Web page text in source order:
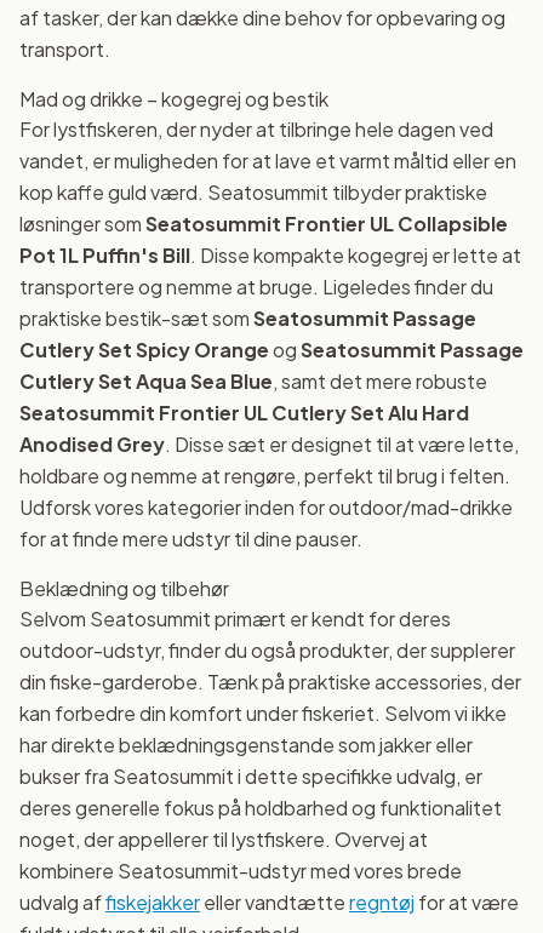
af tasker, der kan dække dine behov for opbevaring og
transport.
Mad og drikke – kogegrej og bestik
For lystfiskeren, der nyder at tilbringe hele dagen ved
vandet, er muligheden for at lave et varmt måltid eller en
kop kaffe guld værd. Seatosummit tilbyder praktiske
løsninger somSeatosummit Frontier UL Collapsible
Pot 1L Puffin's Bill. Disse kompakte kogegrej er lette at
transportere og nemme at bruge. Ligeledes finder du
praktiske bestik-sæt somSeatosummit Passage
Cutlery Set Spicy OrangeogSeatosummit Passage
Cutlery Set Aqua Sea Blue, samt det mere robuste
Seatosummit Frontier UL Cutlery Set Alu Hard
Anodised Grey. Disse sæt er designet til at være lette,
holdbare og nemme at rengøre, perfekt til brug i felten.
Udforsk vores kategorier inden for outdoor/mad-drikke
for at finde mere udstyr til dine pauser.
Beklædning og tilbehør
Selvom Seatosummit primært er kendt for deres
outdoor-udstyr, finder du også produkter, der supplerer
din fiske-garderobe. Tænk på praktiske accessories, der
kan forbedre din komfort under fiskeriet. Selvom vi ikke
har direkte beklædningsgenstande som jakker eller
bukser fra Seatosummit i dette specifikke udvalg, er
deres generelle fokus på holdbarhed og funktionalitet
noget, der appellerer til lystfiskere. Overvej at
kombinere Seatosummit-udstyr med vores brede
udvalg affiskejakkereller vandtætteregntøj for at være